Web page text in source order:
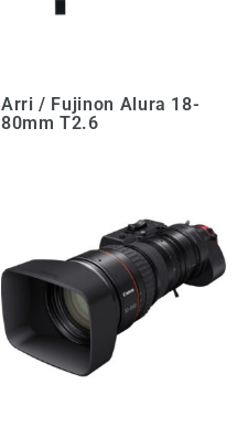
Arri / Fujinon Alura 18-
80mm T2.6